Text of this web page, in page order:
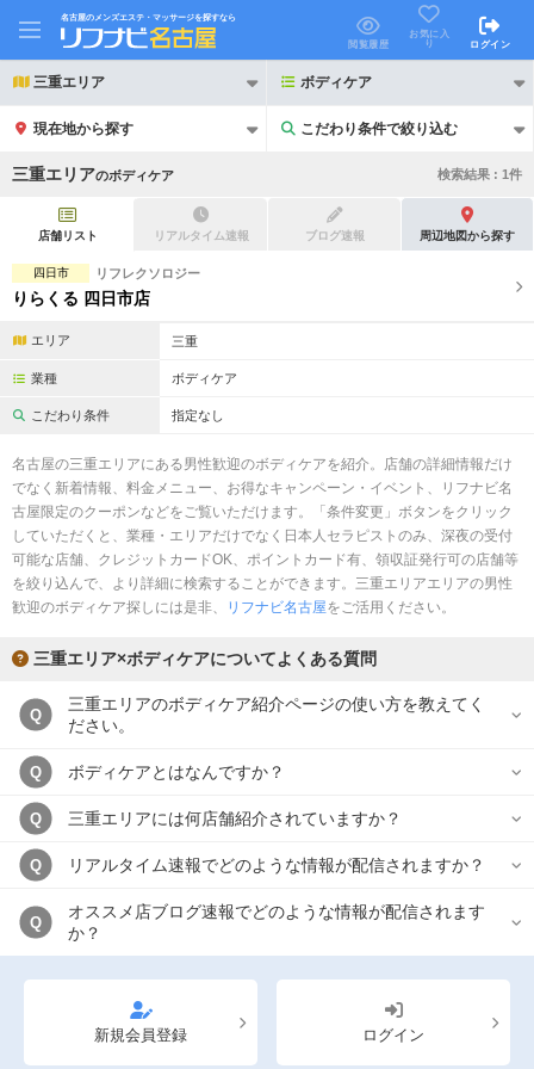
名古屋のメンズエステ・マッサージを探すなら
閲覧履歴
お気に入
り
ログイン
三重エリア ボディケア
現在地から探す こだわり条件で絞り込む
こだわり条件で絞り込む
21時以降も受付
2名様歓迎 団体様歓迎
完全個室 半個室あり
ペアルームあり シャワー室完備
日本人スタッフのみ
スタッフ指名可
駅から徒歩5分以内
三重エリアのボディケア 検索結果 : 1件
店舗リスト リアルタイム速報 ブログ速報 周辺地図から探す
四日市 リフレクソロジー
りらくる 四日市店
エリア 三重
業種 ボディケア
こだわり条件 指定なし
名古屋の三重エリアにある男性歓迎のボディケアを紹介。店舗の詳細情報だけ
でなく新着情報、料金メニュー、お得なキャンペーン・イベント、リフナビ名
古屋限定のクーポンなどをご覧いただけます。「条件変更」ボタンをクリック
していただくと、業種・エリアだけでなく日本人セラピストのみ、深夜の受付
可能な店舗、クレジットカードOK、ポイントカード有、領収証発行可の店舗等
を絞り込んで、より詳細に検索することができます。三重エリアエリアの男性
歓迎のボディケア探しには是非、
リフナビ名古屋をご活用ください。
三重エリア×ボディケアについてよくある質問
Q
三重エリアのボディケア紹介ページの使い方を教えてく
ださい。
Q ボディケアとはなんですか？
Q 三重エリアには何店舗紹介されていますか？
Q リアルタイム速報でどのような情報が配信されますか？
Q
オススメ店ブログ速報でどのような情報が配信されます
か？
新規会員登録 ログイン